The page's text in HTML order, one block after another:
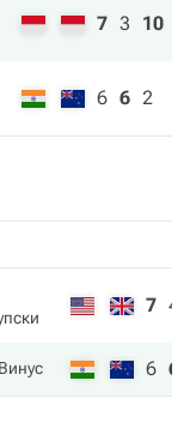
7 3 10
6 6 2
7 4
6 6